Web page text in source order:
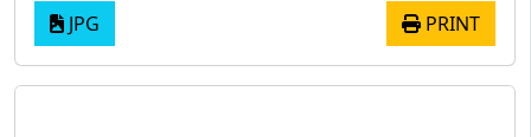
JPG PRINT